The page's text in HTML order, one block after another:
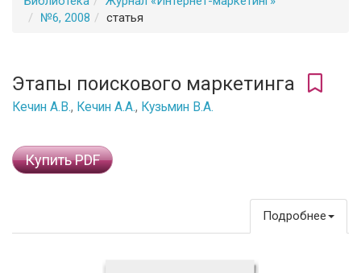
№6, 2008
статья
Этапы поискового маркетинга
Кечин А.В., Кечин А.А., Кузьмин В.А.
Купить PDF
Подробнее